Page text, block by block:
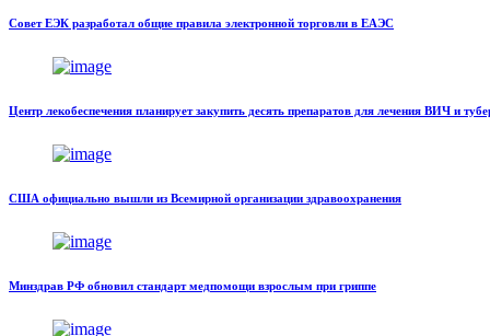
Совет ЕЭК разработал общие правила электронной торговли в ЕАЭС
Центр лекобеспечения планирует закупить десять препаратов для лечения ВИЧ и
США официально вышли из Всемирной организации здравоохранения
Минздрав РФ обновил стандарт медпомощи взрослым при гриппе